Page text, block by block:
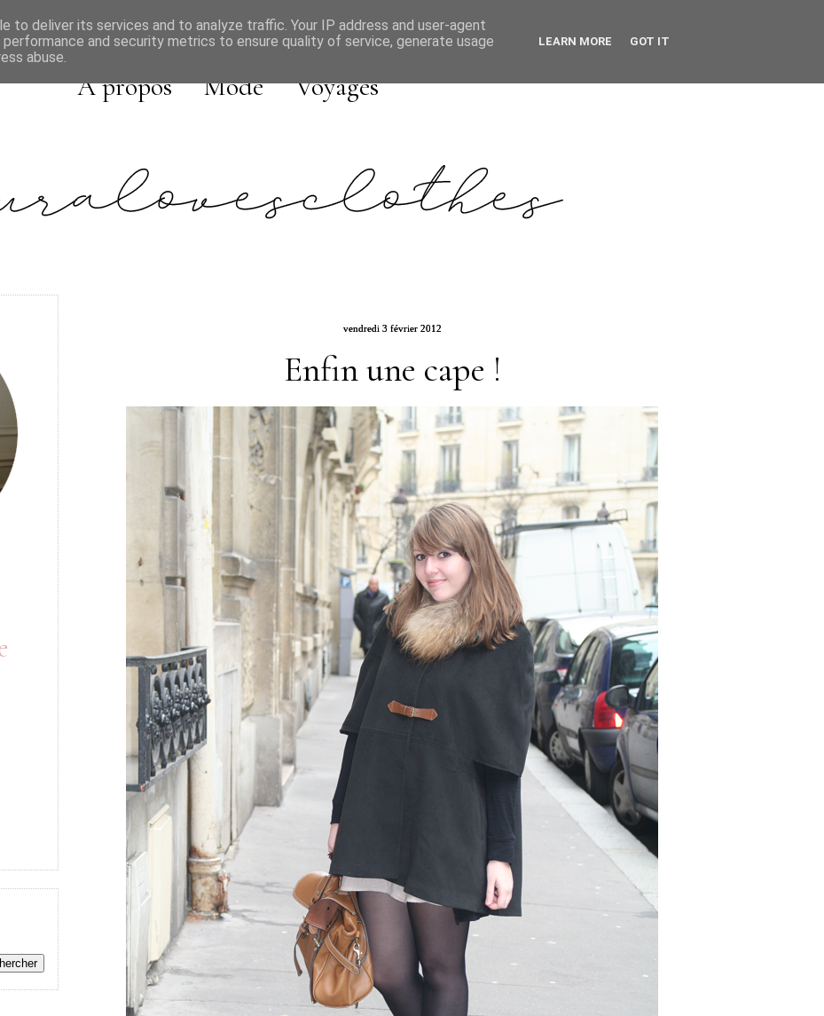
A propos Mode Voyages
vendredi 3 février 2012
Enfin une cape !
to deliver its services and to analyze traffic. Your IP address and user-agent
and security metrics to ensure quality of service, generate usage
abuse.
LEARN MORE GOT IT